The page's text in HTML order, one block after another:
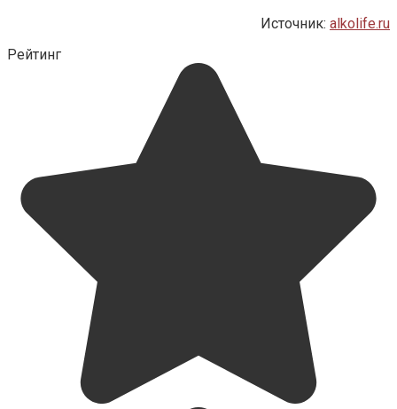
Источник: alkolife.ru
Рейтинг